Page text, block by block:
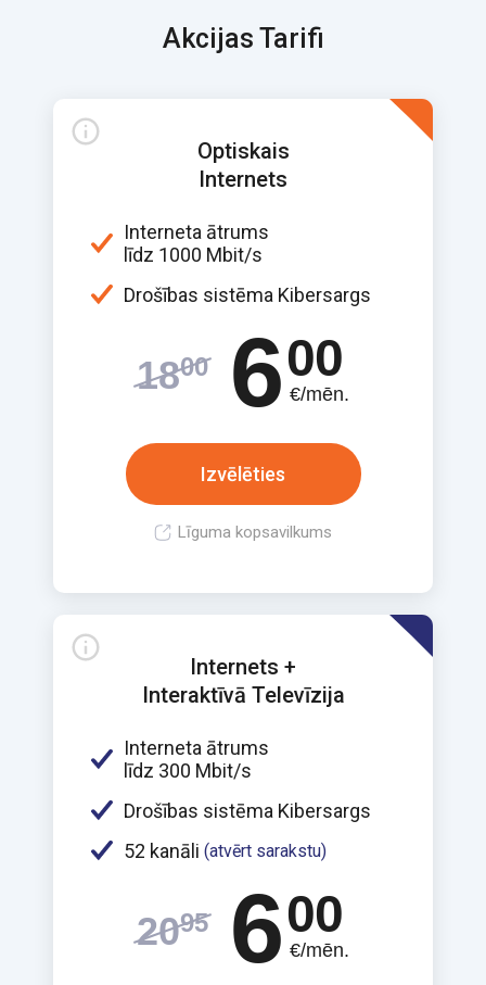
Akcijas Tarifi
Optiskais
Internets
Interneta ātrums
līdz 1000 Mbit/s
Drošības sistēma Kibersargs
1800 600
€/mēn.
Izvēlēties
Līguma kopsavilkums
Internets +
Interaktīvā Televīzija
Interneta ātrums
līdz 300 Mbit/s
Drošības sistēma Kibersargs
52 kanāli (atvērt sarakstu)
2095 600
€/mēn.